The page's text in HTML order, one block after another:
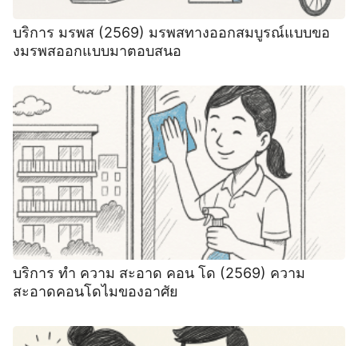
บริการ มรพส (2569) มรพสทางออกสมบูรณ์แบบขอ
งมรพสออกแบบมาตอบสนอ
บริการ ทํา ความ สะอาด คอน โด (2569) ความ
สะอาดคอนโดไมของอาศัย